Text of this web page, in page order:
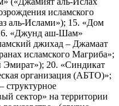
исламского
аль-Ислами»); 15. «Дом
«Джунд аш-Шам»
джихад – Джамаат
исламского Магриба»;
Эмират»); 20. «Синдикат
организация (АБТО)»;
структурное
сектор» на территории